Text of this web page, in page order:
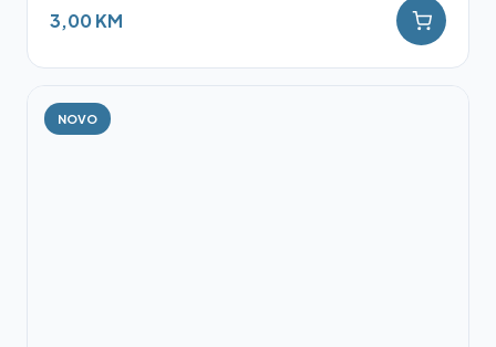
3,00 KM
NOVO